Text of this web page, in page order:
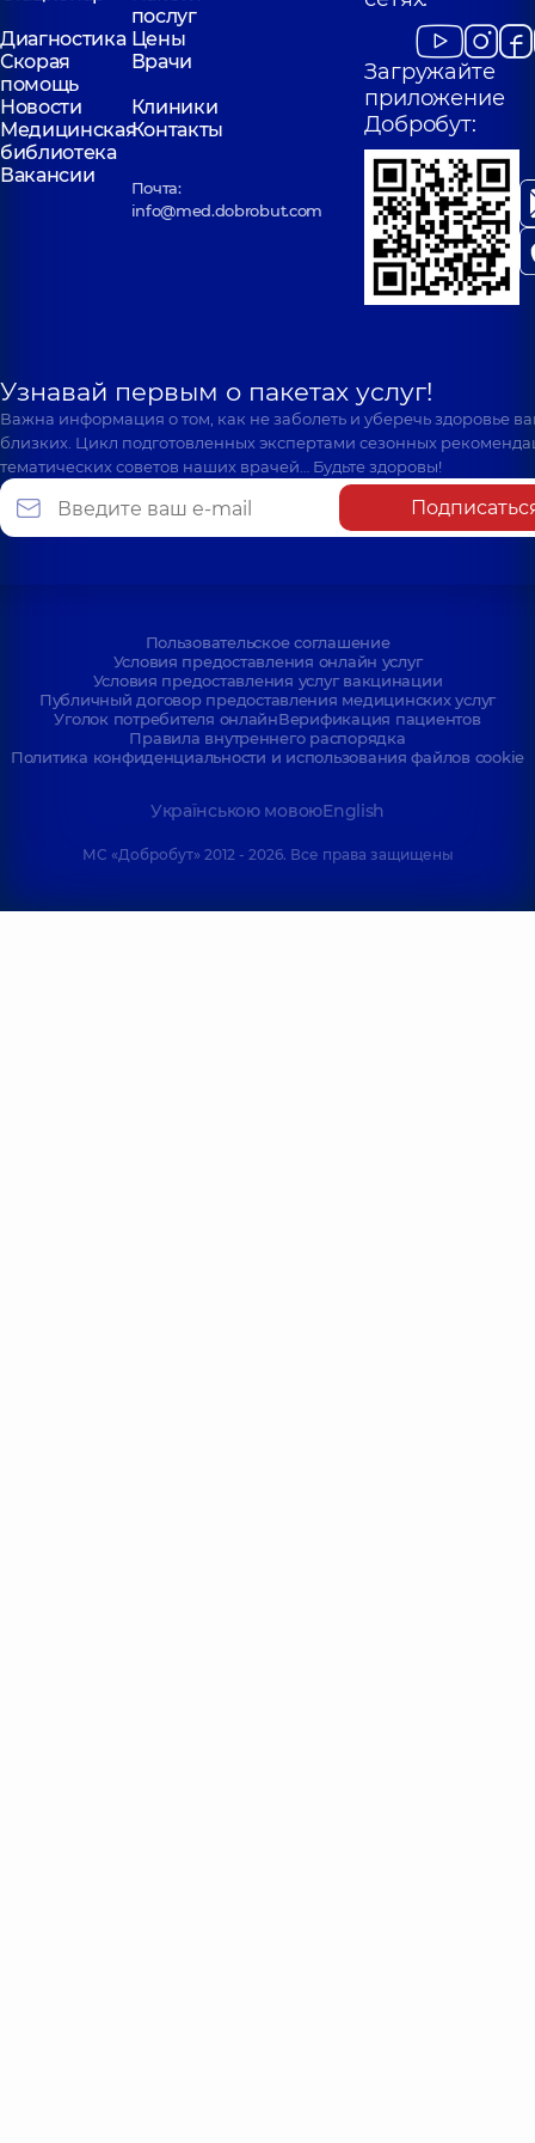
Поликлиника
Святошинская, 3-Б, г.
Киев
Поликлиника
Драгоманова,
Киев
послуг
Диагностика Цены
Скорая
помощь
Врачи
Новости
Клиники
Медицинская
библиотека
Контакты
Вакансии
Почта:
info@med.dobrobut.com
Загружайте
приложение
Добробут:
Узнавай первым о пакетах услуг!
Важна информация о том, как не заболеть и уберечь здоровье
близких. Цикл подготовленных экспертами сезонных
тематических советов наших врачей… Будьте здоровы!
Пользовательское соглашение
Условия предоставления онлайн услуг
Условия предоставления услуг вакцинации
Публичный договор предоставления медицинских услуг
Уголок потребителя онлайнВерификация пациентов
Правила внутреннего распорядка
Политика конфиденциальности и использования файлов cookie
Українською мовоюEnglish
МС «Добробут» 2012 - 2026. Все права защищены